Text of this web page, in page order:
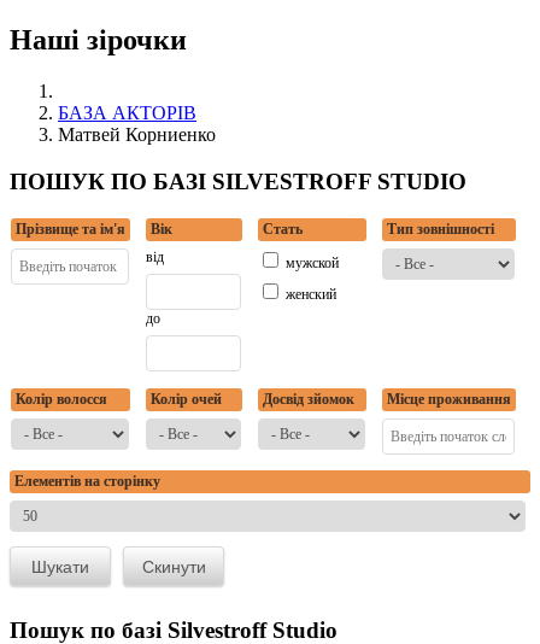
Наші зірочки
БАЗА АКТОРІВ
Матвей Корниенко
ПОШУК ПО БАЗІ SILVESTROFF STUDIO
Прізвище та ім'я
Вік
від
до
Стать
мужской
женский
Тип зовнішності
Колір волосся Колір очей Досвід зйомок Місце проживання
Елементів на сторінку
Пошук по базі Silvestroff Studio